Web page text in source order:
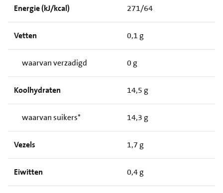
Energie (kJ/kcal) 271/64
Vetten 0,1 g
waarvan verzadigd 0 g
Koolhydraten 14,5 g
waarvan suikers* 14,3 g
Vezels 1,7 g
Eiwitten 0,4 g